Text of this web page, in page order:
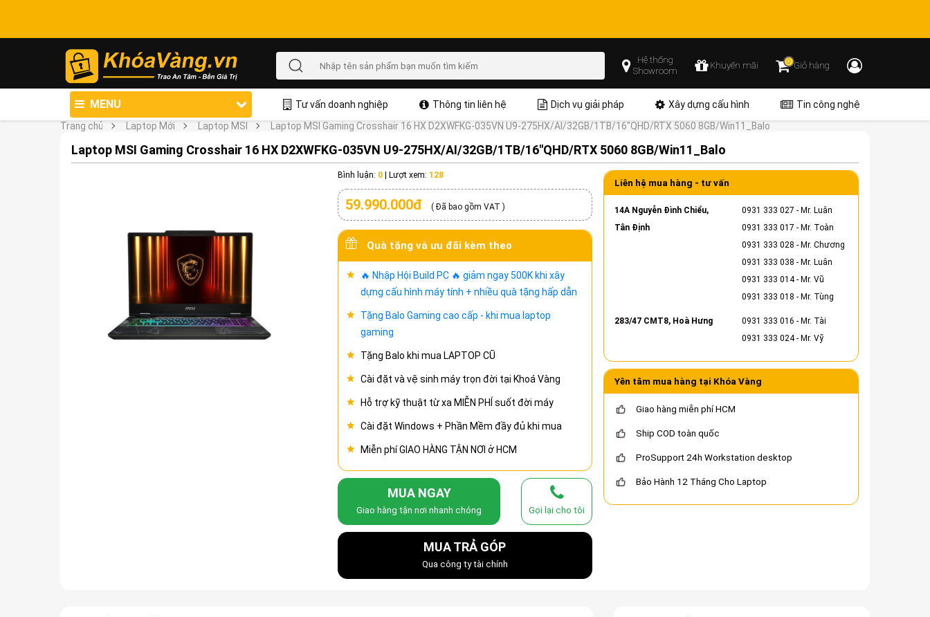
Hệ thống
Showroom
Khuyến mãi 0Giỏ hàng
MENU Tư vấn doanh nghiệp Thông tin liên hệ Dịch vụ giải pháp Xây dựng cấu hình
Tin công nghệ
Trang chủ
Laptop Mới Laptop MSI Laptop MSI Gaming Crosshair 16 HX D2XWFKG-035VN U9-275HX/AI/32GB/1TB/16"QHD/RTX 5060 8GB/Win11_Balo
Laptop MSI Gaming Crosshair 16 HX D2XWFKG-035VN U9-275HX/AI/32GB/1TB/16"QHD/RTX 5060 8GB/Win11_Balo
Bình luận: 0| Lượt xem: 128
59.990.000đ ( Đã bao gồm VAT )
Quà tặng và ưu đãi kèm theo
🔥 Nhập Hội Build PC 🔥 giảm ngay 500K khi xây
dựng cấu hình máy tính + nhiều quà tặng hấp dẫn
Tặng Balo Gaming cao cấp - khi mua laptop
gaming
Tặng Balo khi mua LAPTOP CŨ
Cài đặt và vệ sinh máy trọn đời tại Khoá Vàng
Hỗ trợ kỹ thuật từ xa MIỄN PHÍ suốt đời máy
Cài đặt Windows + Phần Mềm đầy đủ khi mua
Miễn phí GIAO HÀNG TẬN NƠI ở HCM
MUA NGAY
Giao hàng tận nơi nhanh chóng Gọi lại cho tôi
MUA TRẢ GÓP
Qua công ty tài chính
Liên hệ mua hàng - tư vấn
14A Nguyễn Đình Chiểu,
Tân Định
0931 333 027 - Mr. Luân
0931 333 017 - Mr. Toàn
0931 333 028 - Mr. Chương
0931 333 038 - Mr. Luân
0931 333 014- Mr. Vũ
0931 333 018 - Mr. Tùng
283/47 CMT8, Hoà Hưng 0931 333 016 - Mr. Tài
0931 333 024- Mr. Vỹ
Yên tâm mua hàng tại Khóa Vàng
Giao hàng miễn phí HCM
Ship COD toàn quốc
ProSupport 24h Workstation desktop
Bảo Hành 12 Tháng Cho Laptop